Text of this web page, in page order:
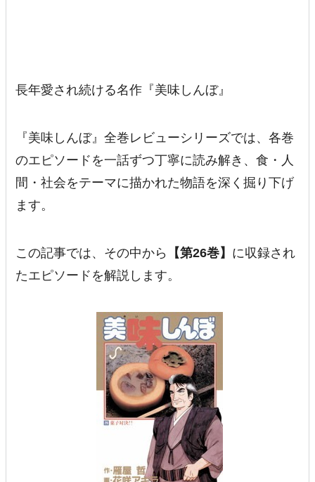
長年愛され続ける名作『美味しんぼ』
『美味しんぼ』全巻レビューシリーズでは、各巻
のエピソードを一話ずつ丁寧に読み解き、食・人
間・社会をテーマに描かれた物語を深く掘り下げ
ます。
この記事では、その中から 【第26巻】 に収録され
たエピソードを解説します。